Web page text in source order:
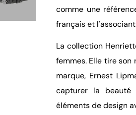
comme une
français et
La collection
femmes. Elle tire
marque, Ernest
capturer la
éléments de design